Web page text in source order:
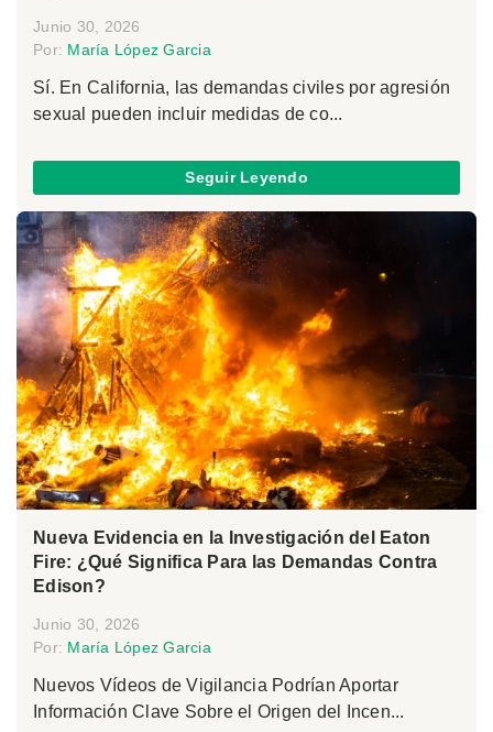
Junio 30, 2026
Por: María López Garcia
Sí. En California, las demandas civiles por agresión
sexual pueden incluir medidas de co...
Seguir Leyendo
Nueva Evidencia en la Investigación del Eaton
Fire: ¿Qué Significa Para las Demandas Contra
Edison?
Junio 30, 2026
Por: María López Garcia
Nuevos Vídeos de Vigilancia Podrían Aportar
Información Clave Sobre el Origen del Incen...